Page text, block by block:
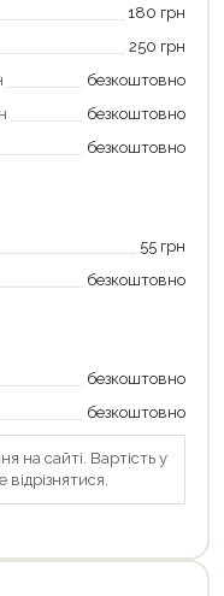
180 грн
250 грн
безкоштовно
безкоштовно
безкоштовно
55 грн
безкоштовно
безкоштовно
безкоштовно
на сайті. Вартість у